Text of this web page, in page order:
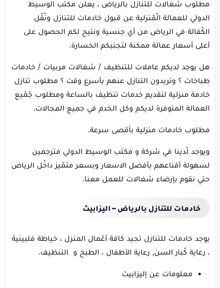
مطلوب شغالات للتنازل بالرياض ، يعلن مكتب الوسيط
الدولي للعمالة الّمّنزلية عن قبول خادمات للتنازل ونّقّل
الكّفالة في الرياض من أي جنسية ونتيح لكم الحصول على
أعلى أسعار عمالة ممكنة لتجنبكم الخسارة.
هل يوجد لديكم عاملات للتنظيف / شغالات مربيات / خادمات
طباخات ؟ وتريدون التنازل عنهم بأسرع وقت ؟ مطلوب تنازل
خادمة منزلية لتقديم خدمات تنظيف بالساعة ومطلوب جّمّيع
العمالة المتوفرة لديكم وكل الخدم في جميع المجالات.
مطلوب خادمات منزلية بأقصى سرعة.
ويوجد لّدينا في شركة و مكتب الوسيط الدولي مترجمين
لسهولة أقناعهم بأفضل الاسعار وبسعر متمّيز داخّل الرياض
حتي نقوم بإرضاء شغالات للعمل معنا.
خادمات للتنازل بالرياض – اليزابيث
يوجد خادمات للتنازل تجيد كافة أعّمال المنزل ، خياطة فلبينية
، رعاية كّبار السن, رعاية الأطفال ، الطبخ و التنظيف.
معلومات عن إليزابيث